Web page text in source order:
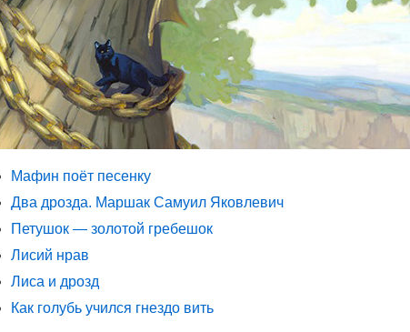
Мафин поёт песенку
Два дрозда. Маршак Самуил Яковлевич
Петушок — золотой гребешок
Лисий нрав
Лиса и дрозд
Как голубь учился гнездо вить